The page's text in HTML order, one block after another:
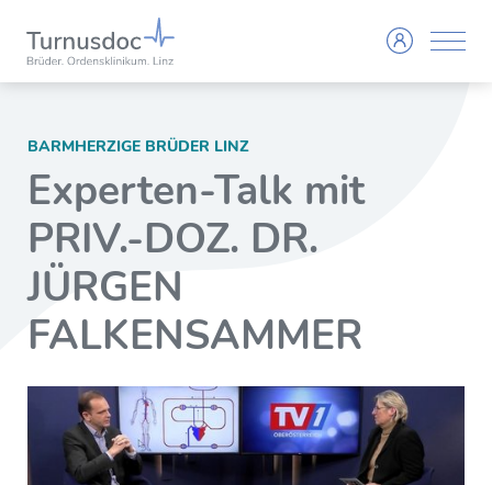
Experten-Talk mit
PRIV.-DOZ. DR.
JÜRGEN
FALKENSAMMER
BARMHERZIGE BRÜDER LINZ